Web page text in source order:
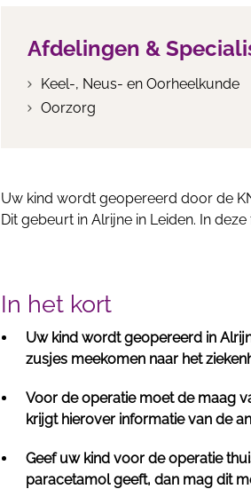
Afdelingen &
Keel-, Neus- en Oorheelkunde
Oorzorg
Uw kind wordt geopereerd door de
Dit gebeurt in Alrijne in Leiden. In
In het kort
Uw kind wordt geopereerd in
zusjes meekomen naar het
Voor de operatie moet de maag
krijgt hierover informatie van de
Geef uw kind voor de operatie
paracetamol geeft, dan mag dit